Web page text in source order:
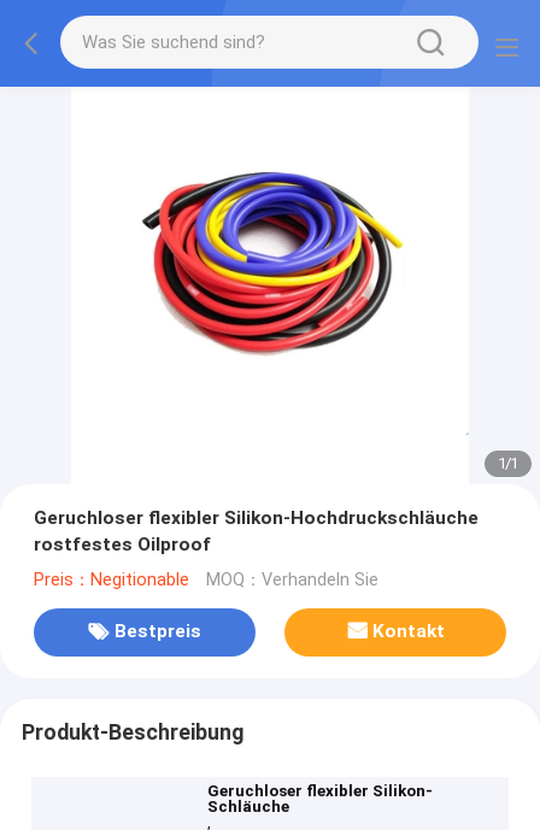
1/1
Geruchloser flexibler Silikon-Hochdruckschläuche
rostfestes Oilproof
Preis：Negitionable MOQ：Verhandeln Sie
Bestpreis Kontakt
Produkt-Beschreibung
Geruchloser flexibler Silikon-
Schläuche
,